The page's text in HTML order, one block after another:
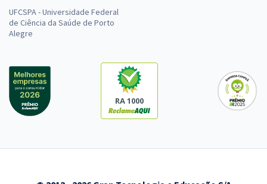
UFCSPA - Universidade Federal
de Ciência da Saúde de Porto
Alegre
RA 1000